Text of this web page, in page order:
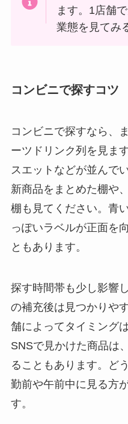
ます。1店舗
業態を見てみ
コンビニで探すコツ
コンビニで探すなら、
ーツドリンク列を見ま
スエットなどが並んで
新商品をまとめた棚や
棚も見てください。青
っぽいラベルが正面を
ともあります。
探す時間帯も少し影響
の補充後は見つかりや
舗によってタイミング
SNSで見かけた商品は
ることもあります。ど
勤前や午前中に見る方
す。